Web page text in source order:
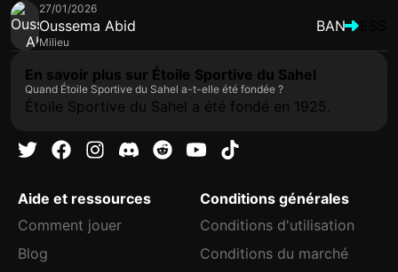
27/01/2026
Oussema Abid
Milieu
BAN
En savoir plus sur Étoile Sportive du Sahel
Quand Étoile Sportive du Sahel a-t-elle été fondée ?
Étoile Sportive du Sahel a été fondé en 1925.
Aide et ressources
Comment jouer
Blog
Conditions générales
Conditions d'utilisation
Conditions du marché